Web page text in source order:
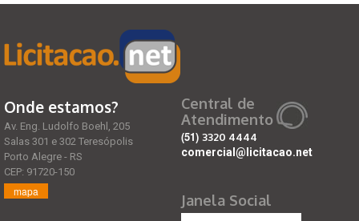
Onde estamos?
Av. Eng. Ludolfo Boehl, 205
Salas 301 e 302 Teresópolis
Porto Alegre - RS
CEP: 91720-150
mapa
Central de
Atendimento
(51) 3320 4444
comercial@licitacao.net
Janela Social